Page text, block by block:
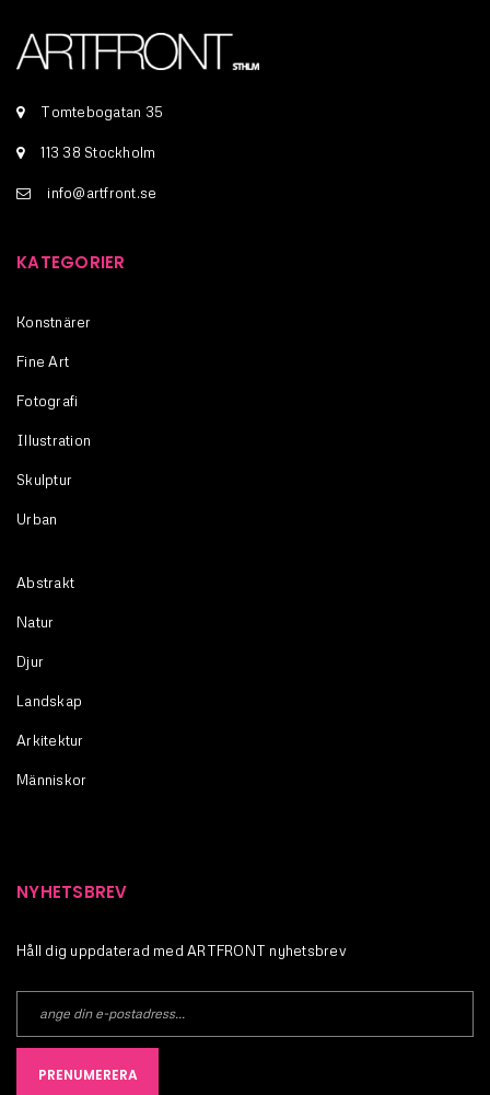
Tomtebogatan 35
113 38 Stockholm
info@artfront.se
KATEGORIER
Konstnärer
Fine Art
Fotografi
Illustration
Skulptur
Urban
Abstrakt
Natur
Djur
Landskap
Arkitektur
Människor
NYHETSBREV
Håll dig uppdaterad med ARTFRONT nyhetsbrev
PRENUMERERA